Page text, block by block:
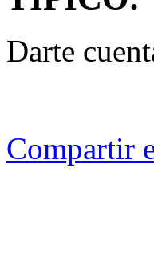
Darte
Compartir